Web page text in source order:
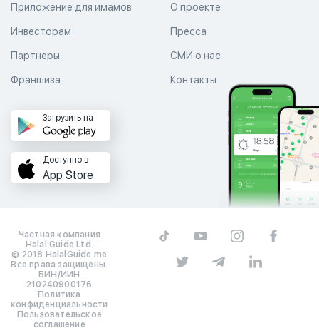
Приложение для имамов О проекте
Пресса
СМИ о нас
Контакты
Инвесторам
Партнеры
Франшиза
Загрузить на
Доступно в
App Store
Частная компания
Halal Guide Ltd.
© 2018 HalalGuide.me
Все права защищены.
БИН/ИИН
210240900176
Политика
конфиденциальности
Пользовательское
соглашение